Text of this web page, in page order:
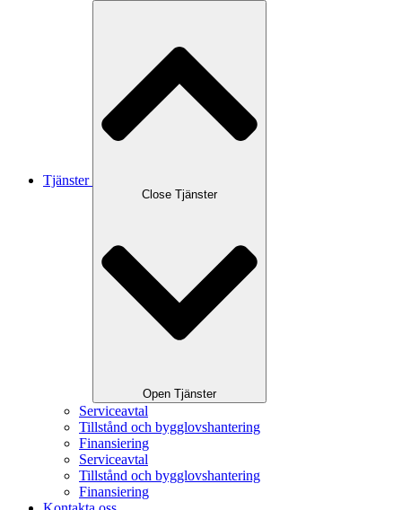
Tjänster
Close Tjänster
Open Tjänster
Serviceavtal
Tillstånd och bygglovshantering
Finansiering
Serviceavtal
Tillstånd och bygglovshantering
Finansiering